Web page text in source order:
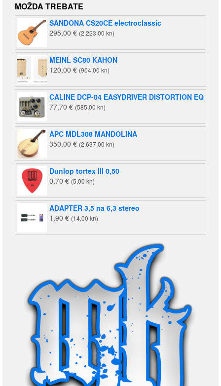
je:
220,00 €
140,00 €
MOŽDA TREBATE
SANDONA CS20CE electroclassic
295,00 € (2.223,00 kn)
MEINL SC80 KAHON
120,00 € (904,00 kn)
CALINE DCP-04 EASYDRIVER DISTORTION EQ
77,70 € (585,00 kn)
APC MDL308 MANDOLINA
350,00 € (2.637,00 kn)
Dunlop tortex III 0,50
0,70 € (5,00 kn)
ADAPTER 3,5 na 6,3 stereo
1,90 € (14,00 kn)